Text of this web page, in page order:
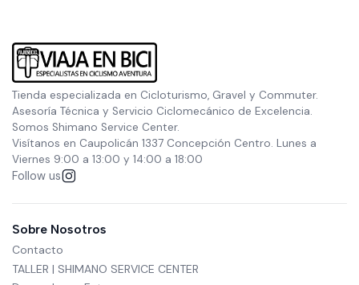
Tienda especializada en Cicloturismo, Gravel y Commuter.
Asesoría Técnica y Servicio Ciclomecánico de Excelencia.
Somos Shimano Service Center.
Visítanos en Caupolicán 1337 Concepción Centro. Lunes a
Viernes 9:00 a 13:00 y 14:00 a 18:00
Follow us
Sobre Nosotros
Contacto
TALLER | SHIMANO SERVICE CENTER